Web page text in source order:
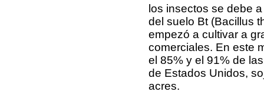
los insectos se debe
del suelo Bt (Bacillus
empezó a cultivar a
comerciales. En este
el 85% y el 91% de
de Estados Unidos,
acres.